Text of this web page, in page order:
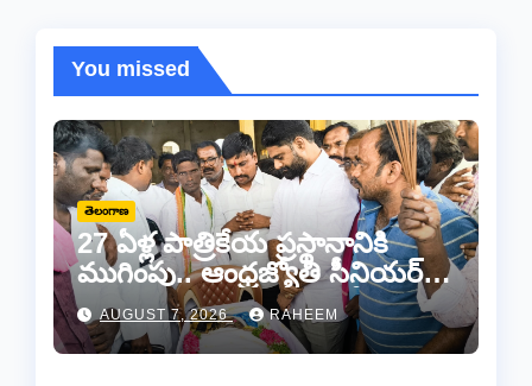
You missed
తెలంగాణ
27 ఏళ్ల పాత్రికేయ ప్రస్థానానికి
ముగింపు.. ఆంధ్రజ్యోతి సీనియర్
జర్నలిస్టు సల్ల ఆశన్నకు కన్నీటి
వీడ్కోలు…
AUGUST 7, 2026 RAHEEM